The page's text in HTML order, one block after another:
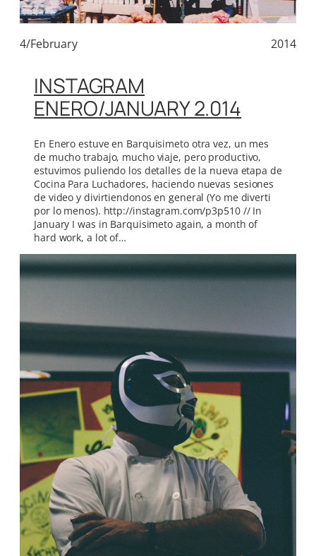
4/February 2014
INSTAGRAM
ENERO/JANUARY 2.014
En Enero estuve en Barquisimeto otra vez, un mes
de mucho trabajo, mucho viaje, pero productivo,
estuvimos puliendo los detalles de la nueva etapa de
Cocina Para Luchadores, haciendo nuevas sesiones
de video y divirtiendonos en general (Yo me diverti
por lo menos). http://instagram.com/p3p510 // In
January I was in Barquisimeto again, a month of
hard work, a lot of…